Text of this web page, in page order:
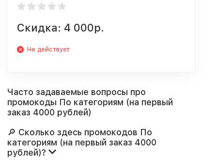
Скидка: 4 000р.
Не действует
Часто задаваемые вопросы про
промокоды По категориям (на первый
заказ 4000 рублей)
🔎 Сколько здесь промокодов По
категориям (на первый заказ 4000
рублей)?